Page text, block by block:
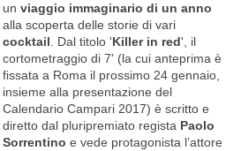
un viaggio immaginario di un anno
alla scoperta delle storie di vari
cocktail. Dal titolo 'Killer in red', il
cortometraggio di 7' (la cui anteprima è
fissata a Roma il prossimo 24 gennaio,
insieme alla presentazione del
Calendario Campari 2017) è scritto e
diretto dal pluripremiato regista Paolo
Sorrentino e vede protagonista l’attore